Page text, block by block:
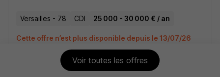
Voir toutes les offres
Versailles - 78 CDI 25 000 - 30 000 € / an
Cette offre n’est plus disponible depuis le 13/07/26
Responsable R&D Automatisme